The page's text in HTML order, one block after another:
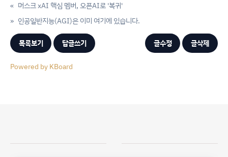
« 머스크 xAI 핵심 멤버, 오픈AI로 '복귀'
인공일반지능(AGI)은 이미 여기에 있습니다.
»
목록보기 답글쓰기 글수정 글삭제
Powered by KBoard